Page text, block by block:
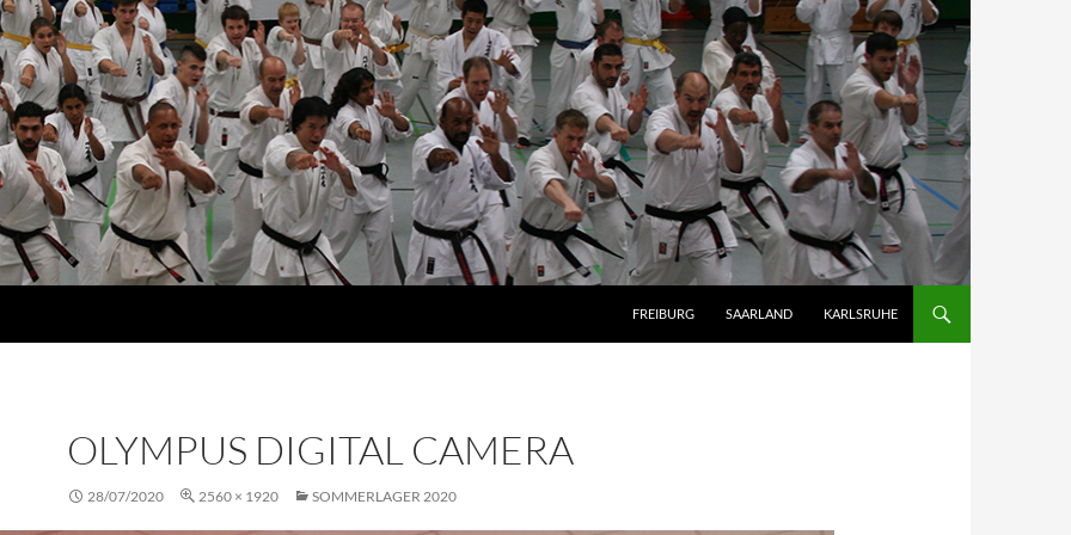
FREIBURG SAARLAND KARLSRUHE
OLYMPUS DIGITAL CAMERA
28/07/2020 2560 × 1920 SOMMERLAGER 2020